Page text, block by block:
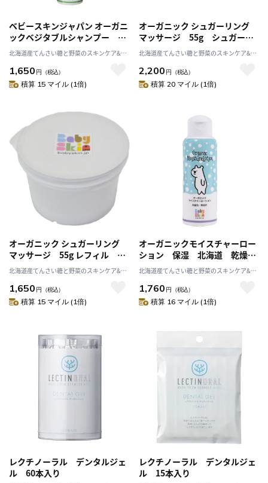
ベビースキンジャパン オーガニ
ックベジタブルシャンプー ノ
ンシリコン パラベンフリー
出産祝い
北海道産てんさい糖と野菜のスキンケア&ヘ
1,650 円 （税込）
積算 15 マイル (1倍)
オーガニック シュガーリング
マッサージ 55g シュガース
クラブ 無添加 保湿 北海
道 天然成分 出産祝い
北海道産てんさい糖と野菜のスキンケア&ヘ
2,200 円 （税込）
積算 20 マイル (1倍)
オーガニック シュガーリング
マッサージ 55g レフィル シ
ュガースクラブ 無添加 保
湿 北海道 天然成分 出産祝
い
北海道産てんさい糖と野菜のスキンケア&ヘ
1,650 円 （税込）
積算 15 マイル (1倍)
オーガニックモイスチャーロー
ション 保湿 北海道 乾燥
スキンケア 出産祝い
北海道産てんさい糖と野菜のスキンケア&ヘ
1,760 円 （税込）
積算 16 マイル (1倍)
レクチノーラル デンタルジェ
ル 60本入り
レクチノーラル デンタルジェ
ル 15本入り